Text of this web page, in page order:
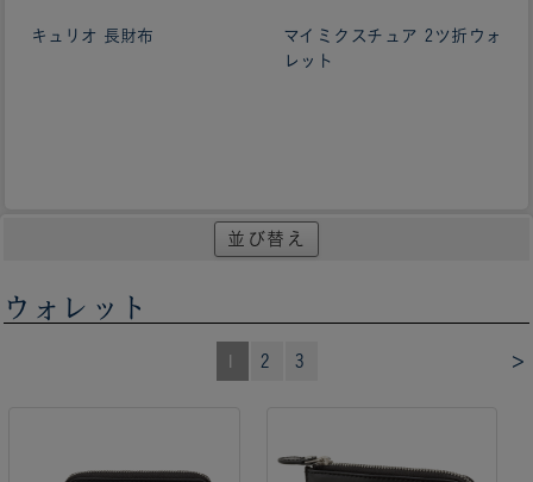
キュリオ 長財布
マイミクスチュア 2ツ折ウォ
レット
並び替え
ウォレット
>
2 3